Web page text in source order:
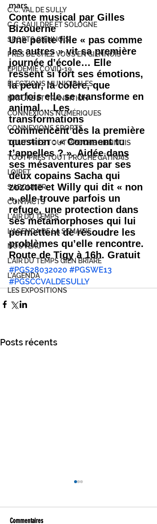
C.C. VAL DE SULLY
C.C. SAULDRE ET SOLOGNE
SPORTS GIENNOIS
PRÈS DE CHEZ VOUS EN GIENNOIS
ÉPIDÉMIE COVID-19
ÉLECTIONS MUNICIPALES
NATURE ET TRANSITION
CONNEXIONS NUMÉRIQUES
CONNEXIONS SPORTS
TOUT PRÈS TOUT PROCHE GIENNOIS
TOUT PRÈS TOUT PROCHE GÂTINAIS
LOIRET
S'ABONNER
CONTACTS
L'AIR DU TEMPS
L'AGENDA DE LA SEMAINE
NOUVEAU
L'AIR DU TEMPS GIEN BRIARE
L'AGENDA
LES EXPOSITIONS
mars
Conte musical par Gilles
Bizouerne
Une petite fille « pas comme
les autres » vit sa première
journée d’école… Elle
ressent si fort ses émotions,
la peur, la colère, que
parfois elle se transforme en
animal… Les
transformations
commencent dès la première
question : « Comment tu
t’appelles ? ». Aidée dans
ses mésaventures par ses
deux copains Sacha qui
zozotte et Willy qui dit « non
», elle trouve parfois un
refuge, une protection dans
ses métamorphoses qui lui
permettent de résoudre les
problèmes qu’elle rencontre.
Route de Tigy à 16h. Gratuit
#PGS28032020 #PGSWE13
#PGSCCVALDESULLY
Posts récents
Commentaires